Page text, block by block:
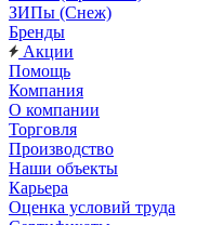
ЗИПы (Снеж)
Бренды
Акции
Помощь
Компания
О компании
Торговля
Производство
Наши объекты
Карьера
Оценка условий труда